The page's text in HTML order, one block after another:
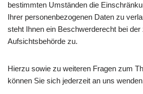
bestimmten Umständen die
Ihrer personenbezogenen Daten zu
steht Ihnen ein Beschwerderecht bei der
Aufsichtsbehörde zu.
Hierzu sowie zu weiteren Fragen zum
können Sie sich jederzeit an uns